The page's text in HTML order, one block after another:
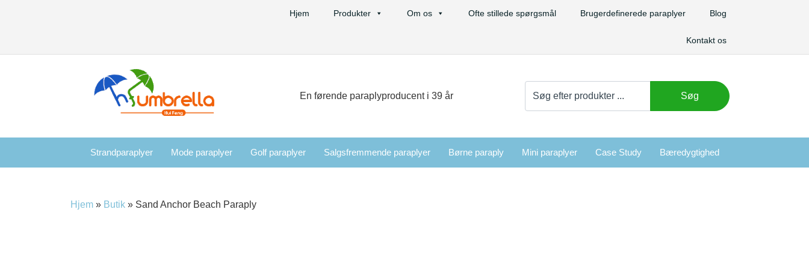
Hjem Produkter Om os Ofte stillede spørgsmål Brugerdefinerede paraplyer Blog
Kontakt os
En førende paraplyproducent i 39 år
efter:
Søg
Strandparaplyer Mode paraplyer Golf paraplyer Salgsfremmende paraplyer Børne paraply Mini paraplyer Case Study Bæredygtighed
Hjem » Butik » Sand Anchor Beach Paraply